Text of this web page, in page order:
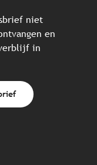
niet
en
in